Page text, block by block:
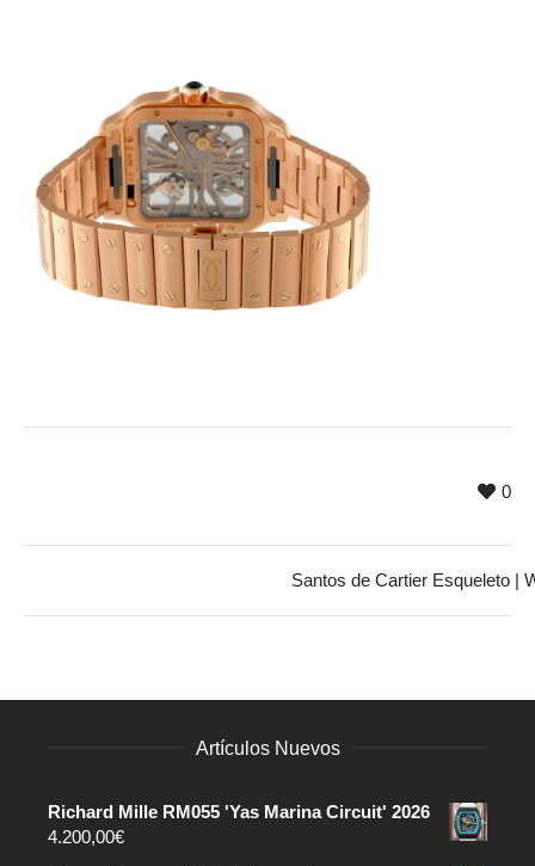
0
Santos de Cartier Esqueleto |
Artículos Nuevos
Richard Mille RM055 'Yas Marina Circuit' 2026
4.200,00€